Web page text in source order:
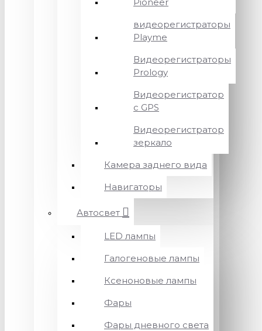
видеорегистраторы
Playme
Видеорегистраторы
Prology
Видеорегистратор
с GPS
Видеорегистратор
зеркало
Камера заднего вида
Навигаторы
Автосвет
LED лампы
Галогеновые лампы
Ксеноновые лампы
Фары
Фары дневного света